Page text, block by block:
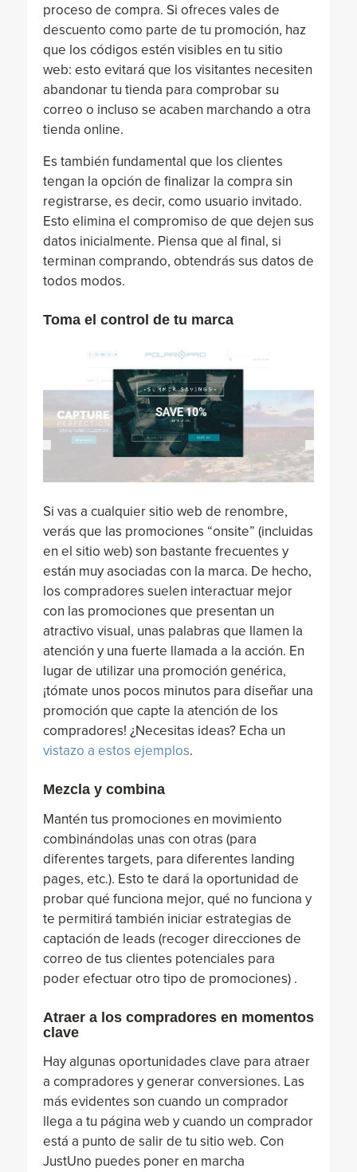
proceso de compra. Si ofreces vales de
descuento como parte de tu promoción, haz
que los códigos estén visibles en tu sitio
web: esto evitará que los visitantes necesiten
abandonar tu tienda para comprobar su
correo o incluso se acaben marchando a otra
tienda online.
Es también fundamental que los clientes
tengan la opción de finalizar la compra sin
registrarse, es decir, como usuario invitado.
Esto elimina el compromiso de que dejen sus
datos inicialmente. Piensa que al final, si
terminan comprando, obtendrás sus datos de
todos modos.
Toma el control de tu marca
Si vas a cualquier sitio web de renombre,
verás que las promociones “onsite” (incluidas
en el sitio web) son bastante frecuentes y
están muy asociadas con la marca. De hecho,
los compradores suelen interactuar mejor
con las promociones que presentan un
atractivo visual, unas palabras que llamen la
atención y una fuerte llamada a la acción. En
lugar de utilizar una promoción genérica,
¡tómate unos pocos minutos para diseñar una
promoción que capte la atención de los
compradores! ¿Necesitas ideas? Echa un
vistazo a estos ejemplos.
Mezcla y combina
Mantén tus promociones en movimiento
combinándolas unas con otras (para
diferentes targets, para diferentes landing
pages, etc.). Esto te dará la oportunidad de
probar qué funciona mejor, qué no funciona y
te permitirá también iniciar estrategias de
captación de leads (recoger direcciones de
correo de tus clientes potenciales para
poder efectuar otro tipo de promociones) .
Atraer a los compradores en momentos
clave
Hay algunas oportunidades clave para atraer
a compradores y generar conversiones. Las
más evidentes son cuando un comprador
llega a tu página web y cuando un comprador
está a punto de salir de tu sitio web. Con
JustUno puedes poner en marcha